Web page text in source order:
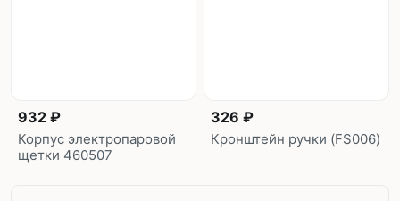
932 ₽
Корпус электропаровой
щетки 460507
326 ₽
Кронштейн ручки (FS006)